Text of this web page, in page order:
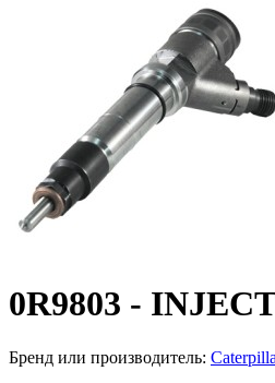
0R9803 -
Бренд или производитель: